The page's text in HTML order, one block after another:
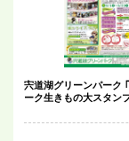
宍道湖グリーンパーク
ーク生きもの大スタン